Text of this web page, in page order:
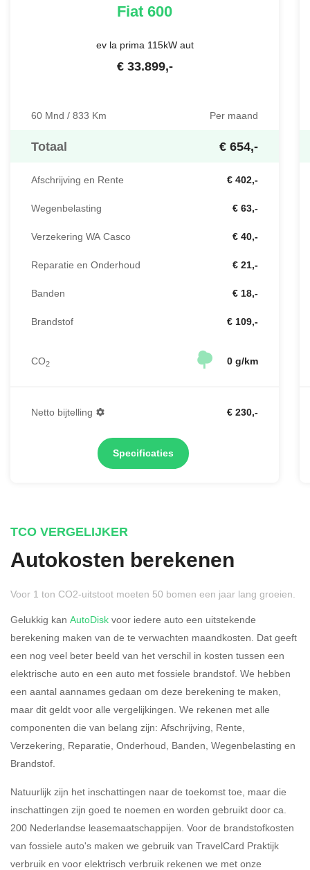
Fiat600
ev la prima 115kW aut
€ 33.899,-
60 Mnd / 833 Km Per maand
Totaal € 654,-
Afschrijving en Rente € 402,-
Wegenbelasting € 63,-
Verzekering WA Casco € 40,-
Reparatie en Onderhoud € 21,-
Banden € 18,-
Brandstof € 109,-
CO2 0 g/km
Netto bijtelling € 230,-
Specificaties
Rijdt u meer dan 500
kilometer privé?
Ja Nee
Belastingspercentage
37,07% (Belastbaar tot €
69.399,- )
Eigen bijdrage
TCO VERGELIJKER
Autokosten berekenen
Voor 1 ton CO2-uitstoot moeten 50 bomen een jaar lang groeien.
Gelukkig kan AutoDisk voor iedere auto een uitstekende
berekening maken van de te verwachten maandkosten. Dat geeft
een nog veel beter beeld van het verschil in kosten tussen een
elektrische auto en een auto met fossiele brandstof. We hebben
een aantal aannames gedaan om deze berekening te maken,
maar dit geldt voor alle vergelijkingen. We rekenen met alle
componenten die van belang zijn: Afschrijving, Rente,
Verzekering, Reparatie, Onderhoud, Banden, Wegenbelasting en
Brandstof.
Natuurlijk zijn het inschattingen naar de toekomst toe, maar die
inschattingen zijn goed te noemen en worden gebruikt door ca.
200 Nederlandse leasemaatschappijen. Voor de brandstofkosten
van fossiele auto's maken we gebruik van TravelCard Praktijk
verbruik en voor elektrisch verbruik rekenen we met onze